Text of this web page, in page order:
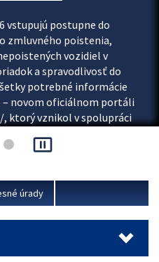
vstupujú postupne do
zmluvného poistenia,
vozidiel v
a spravodlivosť do
potrebné informácie
– novom oficiálnom portáli
ktorý vznikol v spolupráci
Ministerstva vnútra SR.
pause_presentation
úrady